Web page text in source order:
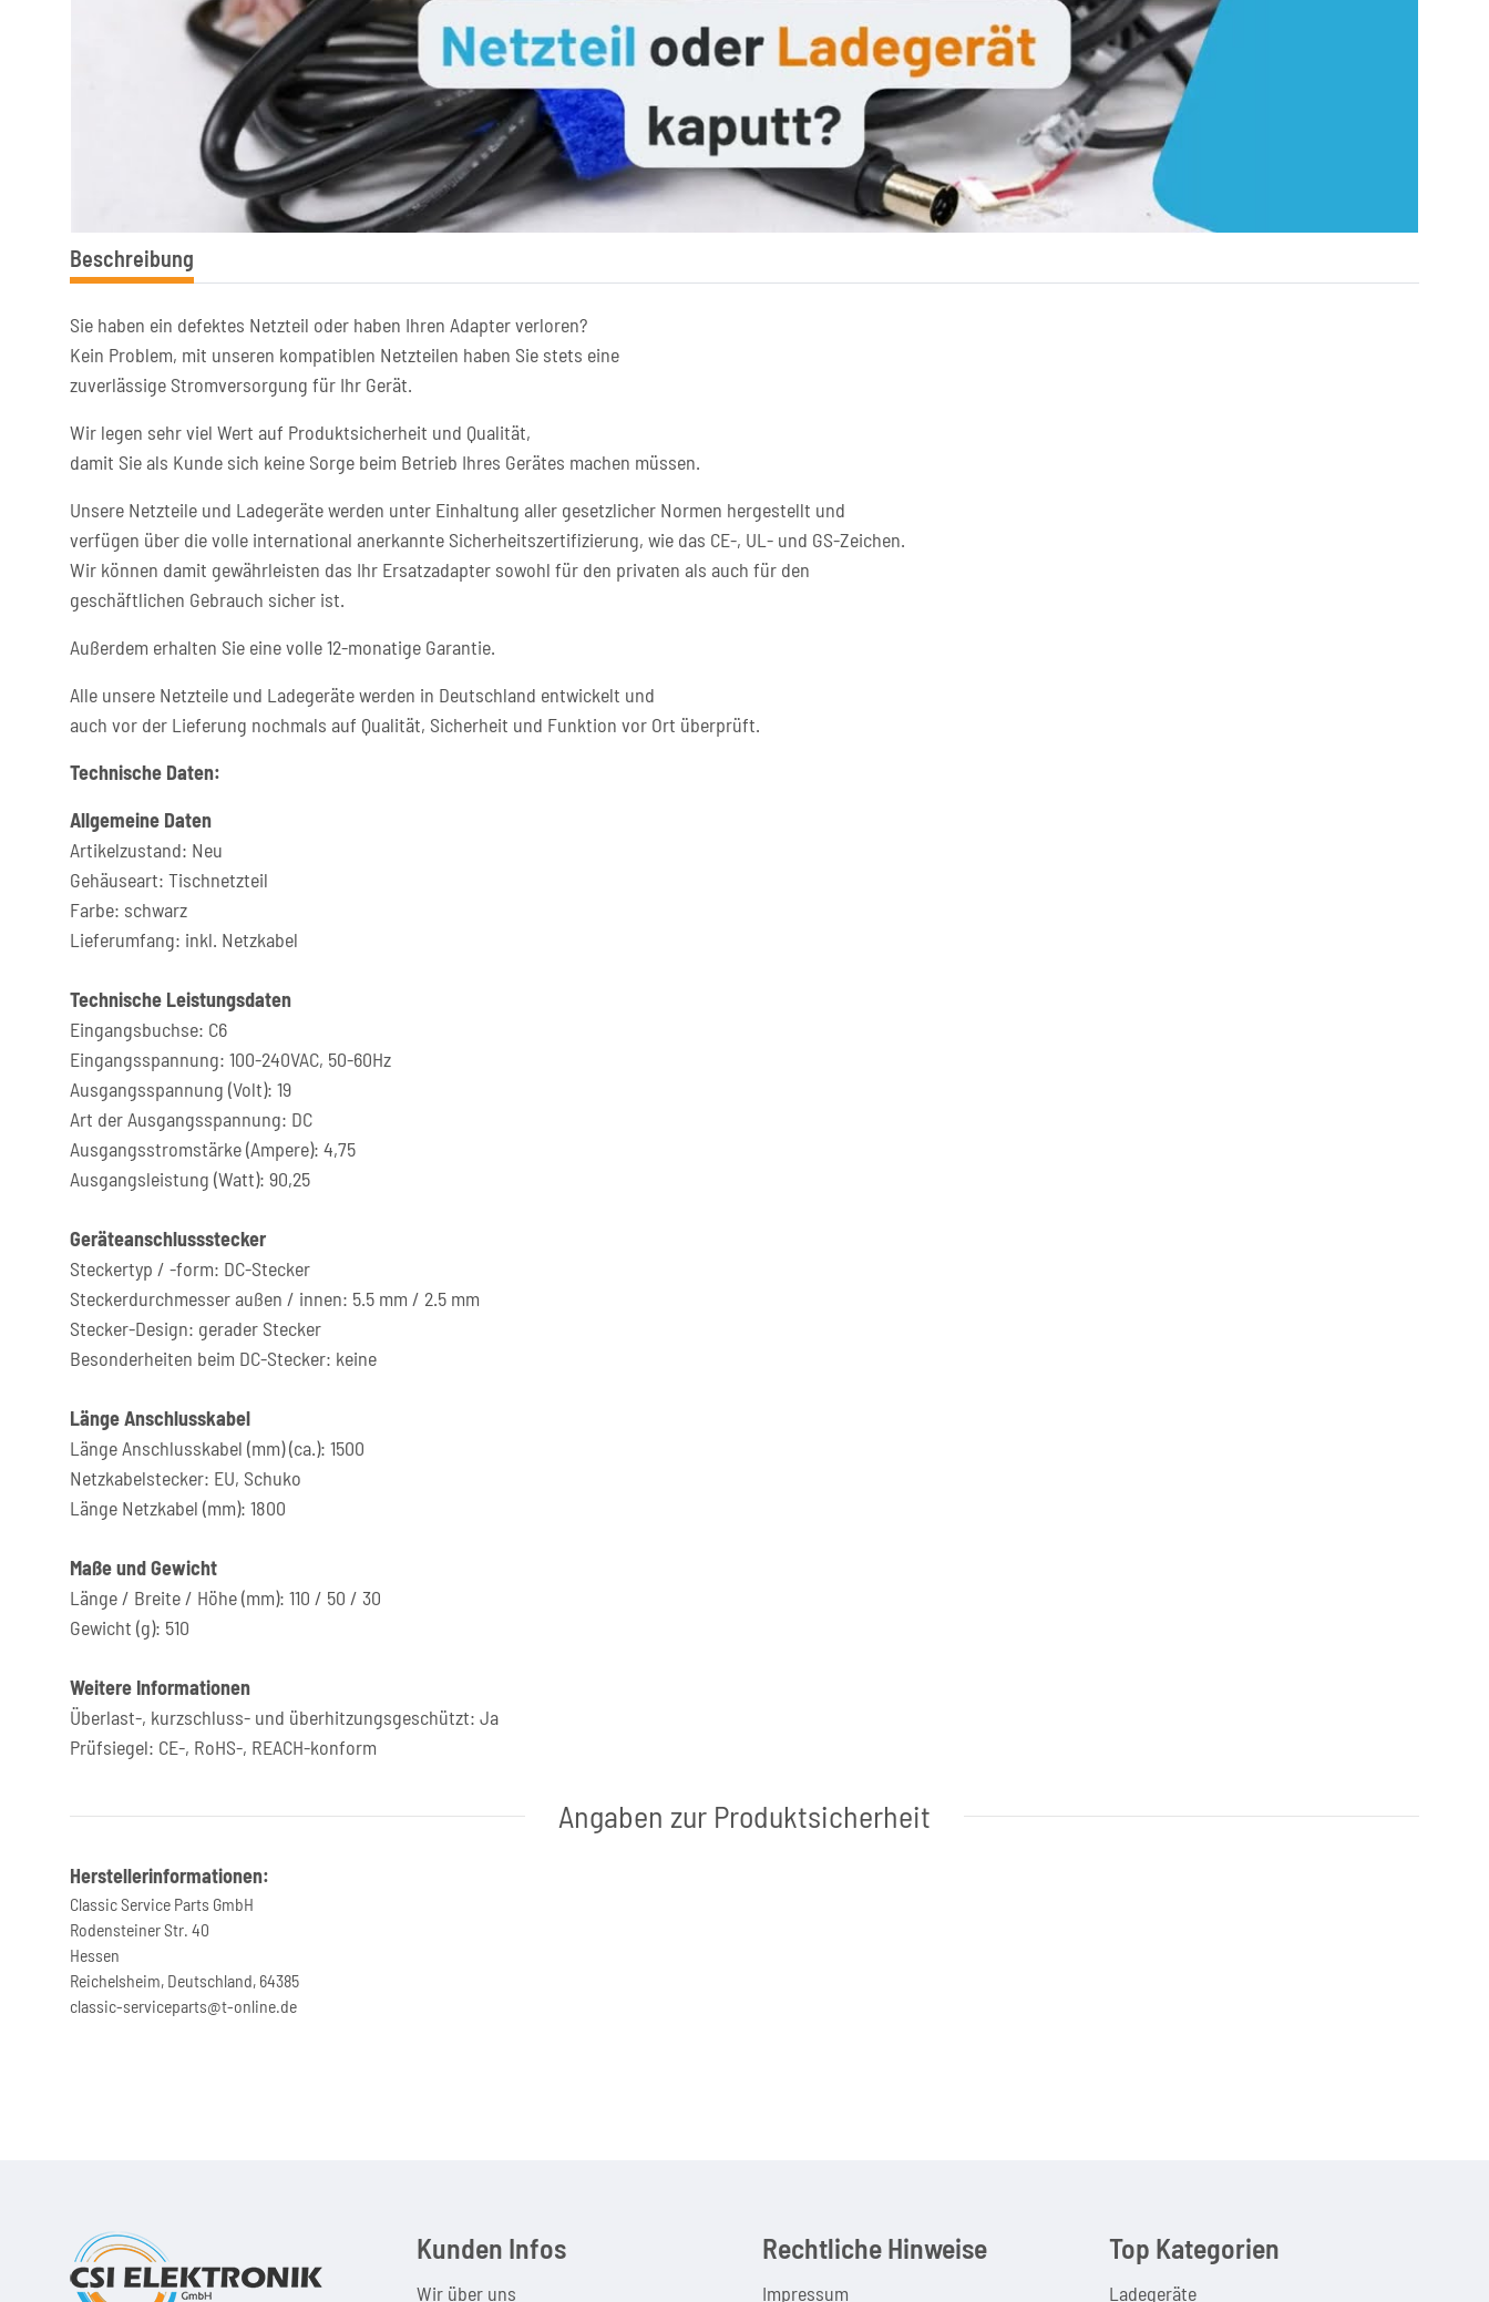
Beschreibung
Sie haben ein defektes Netzteil oder haben Ihren Adapter verloren?
Kein Problem, mit unseren kompatiblen Netzteilen haben Sie stets eine
zuverlässige Stromversorgung für Ihr Gerät.
Wir legen sehr viel Wert auf Produktsicherheit und Qualität,
damit Sie als Kunde sich keine Sorge beim Betrieb Ihres Gerätes machen müssen.
Unsere Netzteile und Ladegeräte werden unter Einhaltung aller gesetzlicher Normen hergestellt und
verfügen über die volle international anerkannte Sicherheitszertifizierung, wie das CE-, UL- und GS-Zeichen.
Wir können damit gewährleisten das Ihr Ersatzadapter sowohl für den privaten als auch für den
geschäftlichen Gebrauch sicher ist.
Außerdem erhalten Sie eine volle 12-monatige Garantie.
Alle unsere Netzteile und Ladegeräte werden in Deutschland entwickelt und
auch vor der Lieferung nochmals auf Qualität, Sicherheit und Funktion vor Ort überprüft.
Technische Daten:
Allgemeine Daten
Artikelzustand: Neu
Gehäuseart: Tischnetzteil
Farbe: schwarz
Lieferumfang: inkl. Netzkabel
Technische Leistungsdaten
Eingangsbuchse: C6
Eingangsspannung: 100-240VAC, 50-60Hz
Ausgangsspannung (Volt): 19
Art der Ausgangsspannung: DC
Ausgangsstromstärke (Ampere): 4,75
Ausgangsleistung (Watt): 90,25
Geräteanschlussstecker
Steckertyp / -form: DC-Stecker
Steckerdurchmesser außen / innen: 5.5 mm / 2.5 mm
Stecker-Design: gerader Stecker
Besonderheiten beim DC-Stecker: keine
Länge Anschlusskabel
Länge Anschlusskabel (mm) (ca.): 1500
Netzkabelstecker: EU, Schuko
Länge Netzkabel (mm): 1800
Maße und Gewicht
Länge / Breite / Höhe (mm): 110 / 50 / 30
Gewicht (g): 510
Weitere Informationen
Überlast-, kurzschluss- und überhitzungsgeschützt: Ja
Prüfsiegel: CE-, RoHS-, REACH-konform
Angaben zur Produktsicherheit
Herstellerinformationen:
Classic Service Parts GmbH
Rodensteiner Str. 40
Hessen
Reichelsheim, Deutschland, 64385
classic-serviceparts@t-online.de
Kunden Infos
Wir über uns
Rechtliche Hinweise
Impressum
Top Kategorien
Ladegeräte